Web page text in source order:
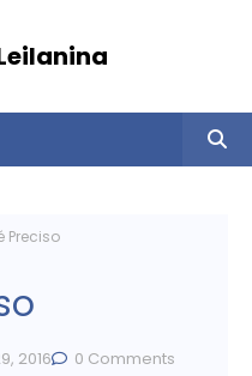
Preciso
2016 0 Comments